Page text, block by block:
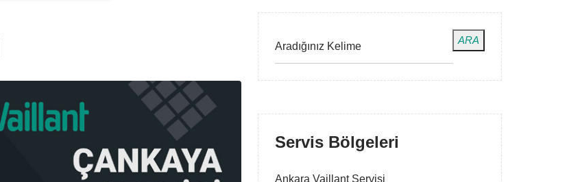
ARA
Servis Bölgeleri
Ankara Vaillant Servisi